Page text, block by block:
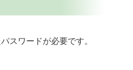
スワードが必要です。